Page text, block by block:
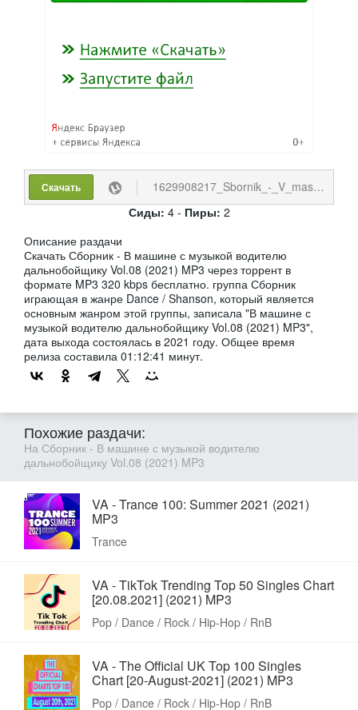
Скачать
1629908217_Sbornik_-_V_mashine_s_muzykoj_voditelju_dalnobo.torrent
Сиды: 4 - Пиры: 2
Описание раздачи
Скачать Сборник - В машине с музыкой водителю
дальнобойщику Vol.08 (2021) MP3 через торрент в
формате MP3 320 kbps бесплатно. группа Сборник
играющая в жанре Dance / Shanson, который является
основным жанром этой группы, записала "В машине с
музыкой водителю дальнобойщику Vol.08 (2021) MP3",
дата выхода состоялась в 2021 году. Общее время
релиза составила 01:12:41 минут.
Похожие раздачи:
На Сборник - В машине с музыкой водителю
дальнобойщику Vol.08 (2021) MP3
VA - Trance 100: Summer 2021 (2021)
MP3
Trance
VA - TikTok Trending Top 50 Singles Chart
[20.08.2021] (2021) MP3
Pop / Dance / Rock / Hip-Hop / RnB
VA - The Official UK Top 100 Singles
Chart [20-August-2021] (2021) MP3
Pop / Dance / Rock / Hip-Hop / RnB